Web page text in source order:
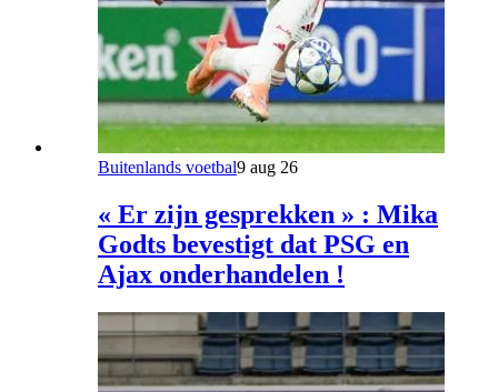
Buitenlands voetbal9 aug 26
« Er zijn gesprekken » : Mika
Godts bevestigt dat PSG en
Ajax onderhandelen !